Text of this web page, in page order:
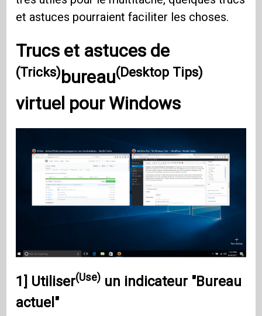
et astuces pourraient faciliter les choses.
Trucs et astuces de
(Tricks) bureau(Desktop Tips)
virtuel pourWindows
1] Utiliser(Use) un indicateur "Bureau
actuel"